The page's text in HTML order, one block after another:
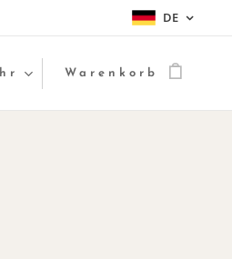
DE
Warenkorb